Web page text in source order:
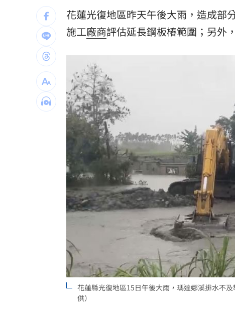
李李仁慶祝父親節！合體大尾油土伯網看傻
傳與女員工婚外情助升遷 FIFA主席回應了
台灣高中生超神！這賽事拿下1金2銀2銅
二伯衣印哈哈鄙卑 專家：別穿去日本被笑
向中國洩半導體機密 前SK海力士員工慘
台灣彩券開獎直播中 20:31
LIVE三立+24小時直播 15:27
三立iNEWS新聞台線上直播 18:00
商場戰國來臨 台中「頂奢大道」逐漸成形
台彩父親節推新刮刮樂千萬頭獎超「爸」氣
「拍片人的多重宇宙」職涯論壇9/12登場！
8國球員齊聚高雄 Formosa 7s掀足球熱潮
花蓮光復地區昨天午後大雨，造成部
施工廠商評估延長鋼板樁範圍；另外
花蓮縣光復地區15日午後大雨，瑪達娜溪排水不
供）